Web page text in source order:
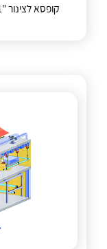
לכל מוצרי היצרן
קופסא לצינור "AFI T-43CGC EMT 1